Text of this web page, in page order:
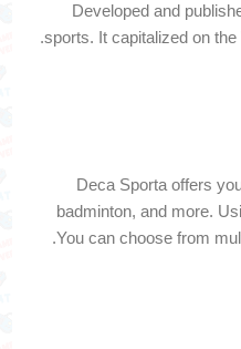
Developed and
sports. It capitalized on
Deca Sporta offers
badminton, and more.
You can choose from